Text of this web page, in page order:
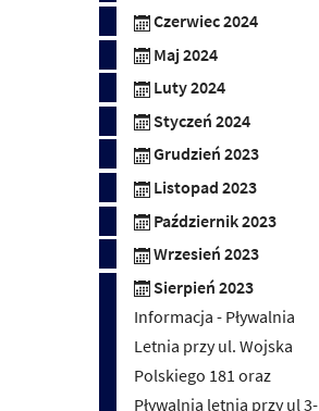
Czerwiec 2024
Maj 2024
Luty 2024
Styczeń 2024
Grudzień 2023
Listopad 2023
Październik 2023
Wrzesień 2023
Sierpień 2023
Informacja - Pływalnia
Letnia przy ul. Wojska
Polskiego 181 oraz
Pływalnia letnią przy ul 3-